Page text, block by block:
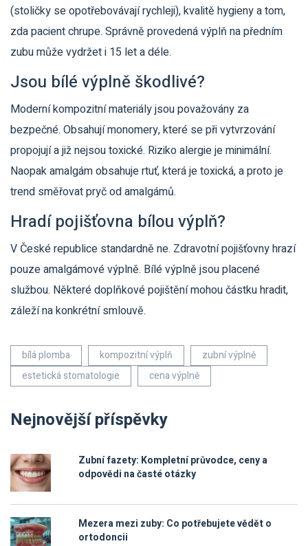
(stoličky se opotřebovávají rychleji), kvalitě hygieny a tom,
zda pacient chrupe. Správně provedená výplň na předním
zubu může vydržet i 15 let a déle.
Jsou bílé výplně škodlivé?
Moderní kompozitní materiály jsou považovány za
bezpečné. Obsahují monomery, které se při vytvrzování
propojují a již nejsou toxické. Riziko alergie je minimální.
Naopak amalgám obsahuje rtuť, která je toxická, a proto je
trend směřovat pryč od amalgámů.
Hradí pojišťovna bílou výplň?
V České republice standardně ne. Zdravotní pojišťovny hrazí
pouze amalgámové výplně. Bílé výplně jsou placené
službou. Některé doplňkové pojištění mohou částku hradit,
záleží na konkrétní smlouvě.
bílá plomba kompozitní výplň
zubní výplně
estetická stomatologie
cena výplně
Nejnovější příspěvky
Zubní fazety: Kompletní průvodce, ceny a
odpovědi na časté otázky
Mezera mezi zuby: Co potřebujete vědět o
ortodoncii